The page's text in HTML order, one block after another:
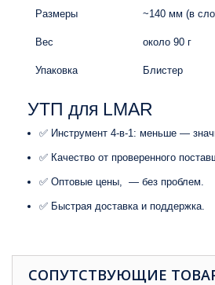
Размеры ~140 мм (в
Вес около 90 г
Упаковка Блистер
УТП для LMAR
✅ Инструмент 4-в-1: меньше —
✅ Качество от проверенного
✅ Оптовые цены, — без проблем.
✅ Быстрая доставка и поддержка.
СОПУТСТВУЮЩИЕ